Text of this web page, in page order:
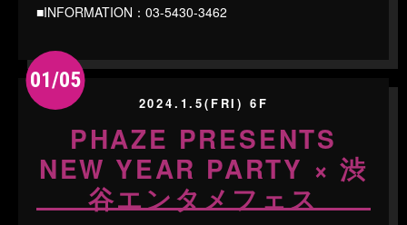
■INFORMATION：03-5430-3462
01/05
2024.1.5(FRI) 6F
PHAZE PRESENTS
NEW YEAR PARTY × 渋
谷エンタメフェス